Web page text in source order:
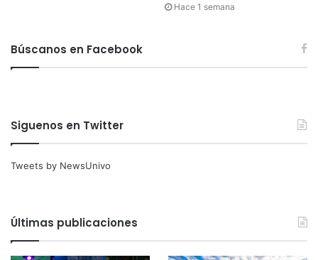
Hace 1 semana
Búscanos en Facebook
Siguenos en Twitter
Tweets by NewsUnivo
Últimas publicaciones